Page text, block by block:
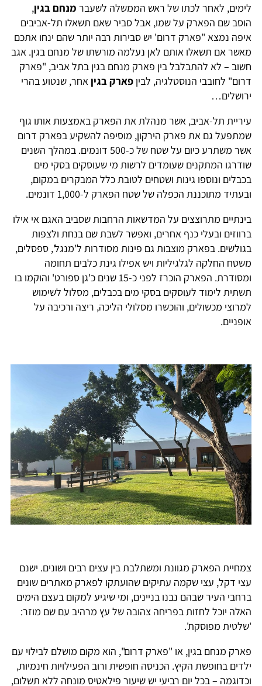
לימים, לאחר לכתו של ראש הממשלה לשעבר מנחם בגין,
הוסב שם הפארק על שמו, אבל סביר שאם תשאלו תל-אביבים
איפה נמצא "פארק דרום' יש סבירות רבה יותר שהם ינחו אתכם
מאשר אם תשאלו אותם לאן נעלמה מורשתו של מנחם בגין. אגב
חשוב – לא להתבלבל בין פארק מנחם בגין בתל אביב, "פארק
דרום" לחובבי הנוסטלגיה, לבין פארק בגין אחר, שנטוע בהרי
ירושלים…
עיריית תל-אביב, אשר מנהלת את הפארק באמצעות אותו גוף
שמתפעל גם את פארק הירקון, מוסיפה להשקיע בפארק דרום
אשר משתרע כיום על שטח של כ-500 דונמים. במהלך השנים
שודרגו המתקנים שעומדים לרשות מי שעוסקים בסקי מים
בכבלים ונוספו גינות ושטחים לטובת כלל המבקרים במקום,
ובעתיד מתוכננת הכפלה של שטח הפארק ל-1,000 דונמים.
בינתיים מתרוצצים על המדשאות הרחבות שסביב האגם אי אילו
ברווזים ובעלי כנף אחרים, ואפשר לשבת שם בנחת ולצפות
בגולשים. בפארק מוצבות גם פינות מסודרות ל'מנגל', ספסלים,
משטח החלקה לגלגיליות ויש אפילו גינת כלבים תחומה
ומסודרת. הפארק הוכרז לפני כ-15 שנים כ'גן ספורט' והוקמו בו
תשתית לימוד לעוסקים בסקי מים בכבלים, מסלול לשימוש
למרוצי מכשולים, והוכשרו מסלולי הליכה, ריצה ורכיבה על
אופניים.
צמחיית הפארק מגוונת ומשתלבת בין עצים רבים ושונים. ישנם
עצי דקל, עצי שקמה עתיקים שהועתקו לפארק מאתרים שונים
ברחבי העיר שבהם נבנו בניינים, ומי שיגיע למקום בעצם הימים
האלה יוכל לחזות בפריחה צהובה של עץ מרהיב עם שם מוזר:
'שלטית מפוסקת'.
פארק מנחם בגין, או "פארק דרום", הוא מקום מושלם לבילוי עם
ילדים בחופשת הקיץ. הכניסה חופשית ורוב הפעילויות חינמיות,
וכדוגמה – בכל יום רביעי יש שיעור פילאטיס מונחה ללא תשלום,